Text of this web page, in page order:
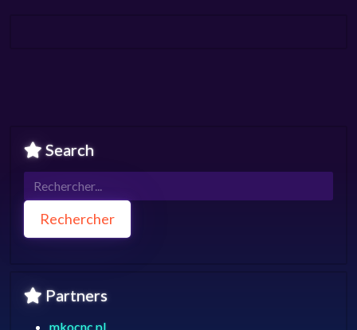
Search
Rechercher
Partners
mkocnc.pl